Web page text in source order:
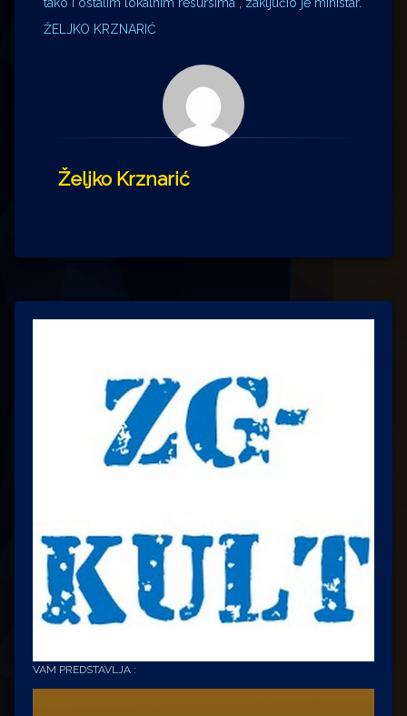
ŽELJKO KRZNARIĆ
Željko Krznarić
VAM PREDSTAVLJA :